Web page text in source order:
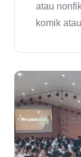
atau
komik